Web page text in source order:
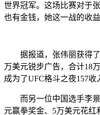
世界冠军。这场比赛对于
也有金钱，她这一战的收益
据报道，张伟丽获得了
万美元锐步广告，合计18
成为了UFC格斗之夜157收
而另一位中国选手李景
元赢拳奖金、5万美元花红